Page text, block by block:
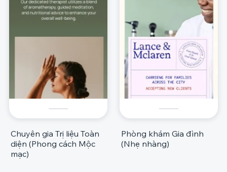
Chuyên gia Trị liệu Toàn
diện (Phong cách Mộc
mạc)
Phòng khám Gia đình
(Nhẹ nhàng)